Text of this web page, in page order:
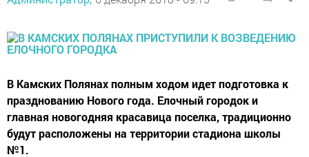
В Камских Полянах полным ходом идет подготовка к
празднованию Нового года. Елочный городок и
главная новогодняя красавица поселка, традиционно
будут расположены на территории стадиона школы
№1.